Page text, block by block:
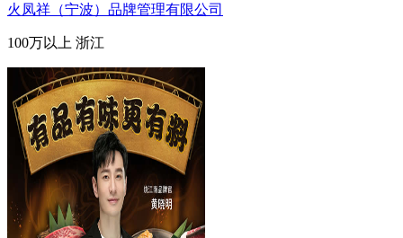
火凤祥（宁波）品牌管理有限公司
100万以上 浙江